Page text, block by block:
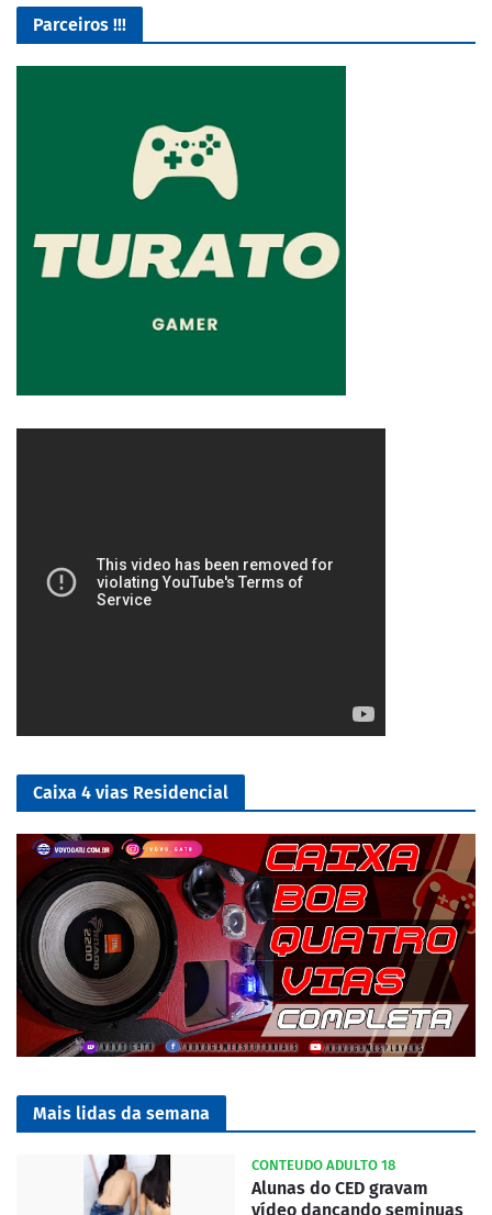
Parceiros !!!
O Melhor lugar para adquirir seus mods para o Euro Truck
Caixa 4 vias Residencial
Mais lidas da semana
CONTEUDO ADULTO 18
Alunas do CED gravam
vídeo dançando seminuas